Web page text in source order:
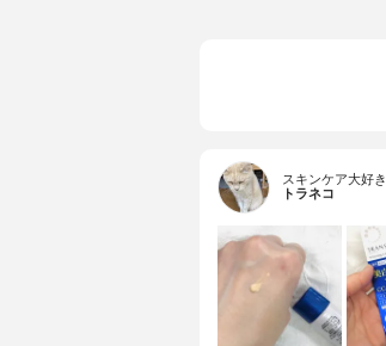
スキンケア大好き
トラネコ